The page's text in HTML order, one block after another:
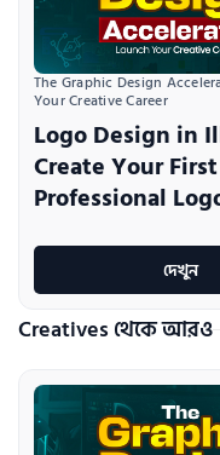
The Graphic Design
Your Creative Career
Logo Design in
Create Your First
Professional
দেখুন
Creatives থেকে আরও